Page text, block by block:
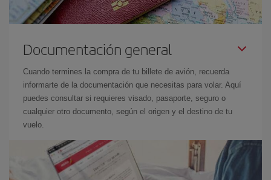
Documentación general
Cuando termines la compra de tu billete de avión, recuerda
informarte de la documentación que necesitas para volar. Aquí
puedes consultar si requieres visado, pasaporte, seguro o
cualquier otro documento, según el origen y el destino de tu
vuelo.